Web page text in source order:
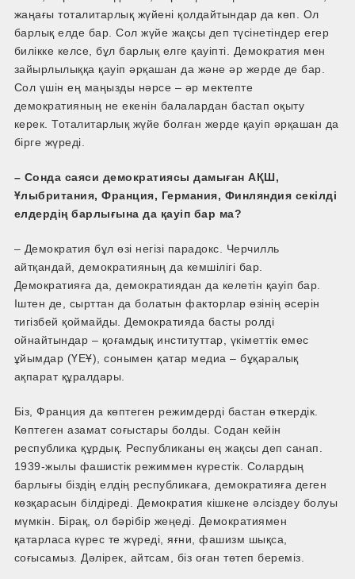
жаңағы тоталитарлық жүйені қолдайтындар да көп. Ол
барлық елде бар. Сол жүйе жақсы деп түсінетіндер егер
билікке келсе, бұл барлық елге қауіпті. Демократия мен
зайырлылыққа қауіп әрқашан да және әр жерде де бар.
Сол үшін ең маңызды нәрсе – әр мектепте
демократияның не екенін балалардан бастап оқыту
керек. Тоталитарлық жүйе болған жерде қауіп әрқашан да
бірге жүреді.
– Сонда саяси демократиясы дамыған АҚШ,
Ұлыбритания, Франция, Германия, Финляндия секілді
елдердің барлығына да қауіп бар ма?
– Демократия бұл өзі негізі парадокс. Черчилль
айтқандай, демократияның да кемшілігі бар.
Демократияға да, демократиядан да келетін қауіп бар.
Іштен де, сырттан да болатын факторлар өзінің әсерін
тигізбей қоймайды. Демократияда басты ролді
ойнайтындар – қоғамдық институттар, үкіметтік емес
ұйымдар (ҮЕҰ), сонымен қатар медиа – бұқаралық
ақпарат құралдары.
Біз, Франция да көптеген режимдерді бастан өткердік.
Көптеген азамат соғыстары болды. Содан кейін
республика құрдық. Республиканы ең жақсы деп санап.
1939­-жылы фашистік режиммен күрестік. Солардың
барлығы біздің елдің республикаға, демократияға деген
көзқарасын білдіреді. Демократия кішкене әлсіздеу болуы
мүмкін. Бірақ, ол бәрібір жеңеді. Демократиямен
қатарласа күрес те жүреді, яғни, фашизм шықса,
соғысамыз. Дәлірек, айтсам, біз оған төтеп береміз.